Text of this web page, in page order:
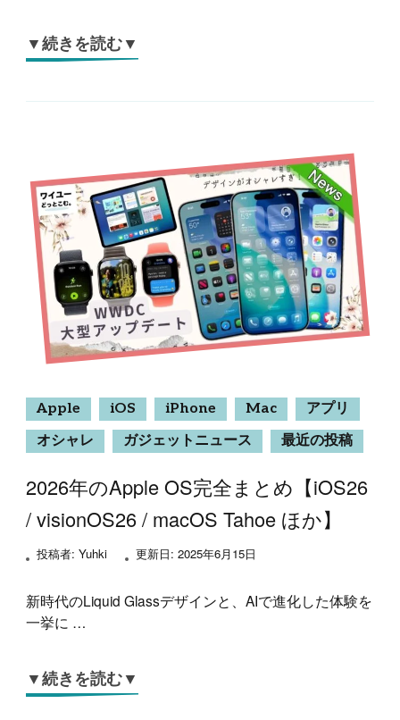
▼続きを読む▼
Apple iOS iPhone Mac
アプリ
オシャレ
ガジェットニュース 最近の投稿
2026年のApple OS完全まとめ【iOS26
/ visionOS26 / macOS Tahoe ほか】
投稿者: Yuhki 更新日: 2025年6月15日
新時代のLiquid Glassデザインと、AIで進化した体験を
一挙に …
▼続きを読む▼